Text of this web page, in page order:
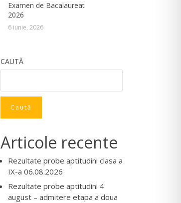
Examen de Bacalaureat
2026
6 iunie, 2026
CAUTĂ
Caută
Articole recente
Rezultate probe aptitudini clasa a
IX-a 06.08.2026
Rezultate probe aptitudini 4
august – admitere etapa a doua